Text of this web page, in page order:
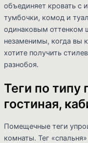
объединяет кровать с
тумбочки, комод и
одинаковым оттенком
незаменимы, когда вы
хотите получить
разнобоя.
Теги по
гостиная,
Помещечные теги
комнаты. Тег